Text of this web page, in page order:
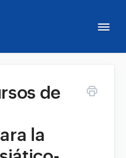
Español
de
la